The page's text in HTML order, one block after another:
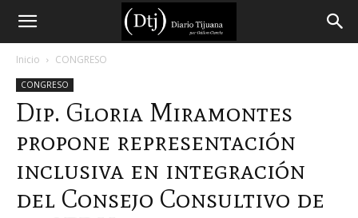
Diario
Tijuana
Inicio CONGRESO
CONGRESO
Dip. Gloria Miramontes
propone representación
inclusiva en integración
del Consejo Consultivo de